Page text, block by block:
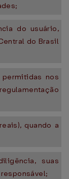
do usuário,
do Brasil
nos
quando a
suas